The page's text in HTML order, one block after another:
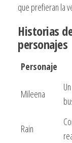
que prefieran la
Historias
personajes
Personaje
Mileena
Rain